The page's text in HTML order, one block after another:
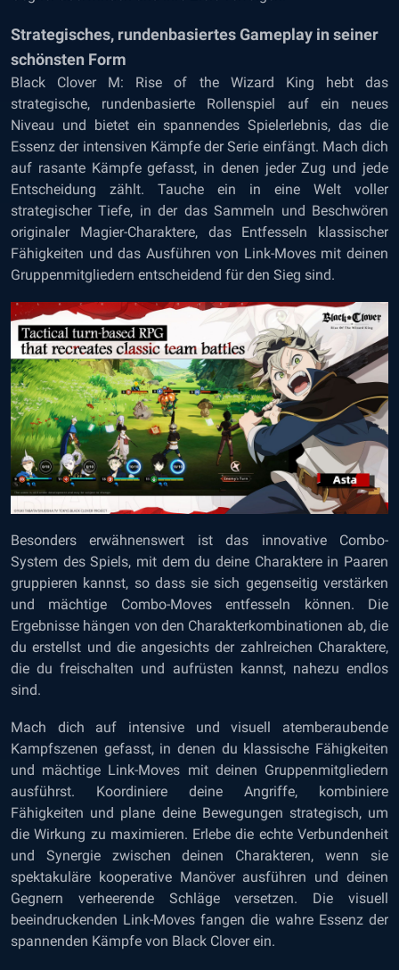
Strategisches, rundenbasiertes Gameplay in seiner
schönsten Form
Black Clover M: Rise of the Wizard King hebt das
strategische, rundenbasierte Rollenspiel auf ein neues
Niveau und bietet ein spannendes Spielerlebnis, das die
Essenz der intensiven Kämpfe der Serie einfängt. Mach dich
auf rasante Kämpfe gefasst, in denen jeder Zug und jede
Entscheidung zählt. Tauche ein in eine Welt voller
strategischer Tiefe, in der das Sammeln und Beschwören
originaler Magier-Charaktere, das Entfesseln klassischer
Fähigkeiten und das Ausführen von Link-Moves mit deinen
Gruppenmitgliedern entscheidend für den Sieg sind.
Besonders erwähnenswert ist das innovative Combo-
System des Spiels, mit dem du deine Charaktere in Paaren
gruppieren kannst, so dass sie sich gegenseitig verstärken
und mächtige Combo-Moves entfesseln können. Die
Ergebnisse hängen von den Charakterkombinationen ab, die
du erstellst und die angesichts der zahlreichen Charaktere,
die du freischalten und aufrüsten kannst, nahezu endlos
sind.
Mach dich auf intensive und visuell atemberaubende
Kampfszenen gefasst, in denen du klassische Fähigkeiten
und mächtige Link-Moves mit deinen Gruppenmitgliedern
ausführst. Koordiniere deine Angriffe, kombiniere
Fähigkeiten und plane deine Bewegungen strategisch, um
die Wirkung zu maximieren. Erlebe die echte Verbundenheit
und Synergie zwischen deinen Charakteren, wenn sie
spektakuläre kooperative Manöver ausführen und deinen
Gegnern verheerende Schläge versetzen. Die visuell
beeindruckenden Link-Moves fangen die wahre Essenz der
spannenden Kämpfe von Black Clover ein.